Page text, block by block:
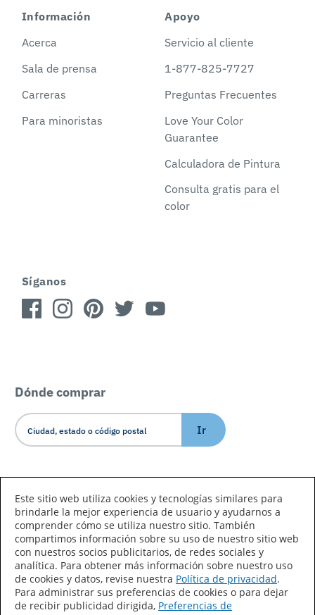
Información
Acerca
Sala de prensa
Carreras
Para minoristas
Apoyo
Servicio al cliente
1-877-825-7727
Preguntas Frecuentes
Love Your Color
Guarantee
Calculadora de Pintura
Consulta gratis para el
color
Síganos
Dónde comprar
Ir
Declaración de accesibilidad
Mapa del sitio
Términos de uso
Privacidad
Este sitio web utiliza cookies y tecnologías similares para
brindarle la mejor experiencia de usuario y ayudarnos a
comprender cómo se utiliza nuestro sitio. También
compartimos información sobre su uso de nuestro sitio web
con nuestros socios publicitarios, de redes sociales y
analítica. Para obtener más información sobre nuestro uso
de cookies y datos, revise nuestra Política de privacidad.
Para administrar sus preferencias de cookies o para dejar
de recibir publicidad dirigida, Preferencias de